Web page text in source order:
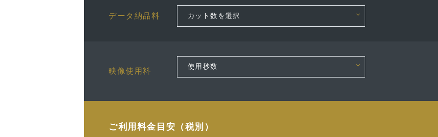
データ納品料
映像使用料
ご利用料金目安（税別）